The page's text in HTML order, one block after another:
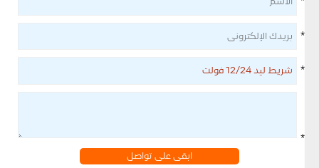
ابقى على تواصل